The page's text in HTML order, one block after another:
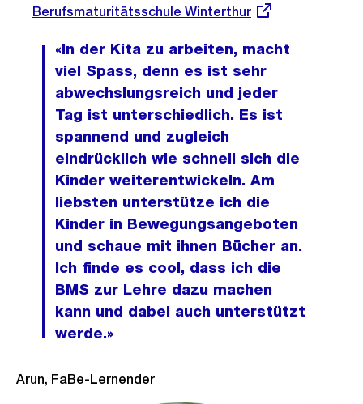
Link:
Berufsmaturitätsschule Winterthur
«In der Kita zu arbeiten, macht
viel Spass, denn es ist sehr
abwechslungsreich und jeder
Tag ist unterschiedlich. Es ist
spannend und zugleich
eindrücklich wie schnell sich die
Kinder weiterentwickeln. Am
liebsten unterstütze ich die
Kinder in Bewegungsangeboten
und schaue mit ihnen Bücher an.
Ich finde es cool, dass ich die
BMS zur Lehre dazu machen
kann und dabei auch unterstützt
werde.»
Arun, FaBe-Lernender